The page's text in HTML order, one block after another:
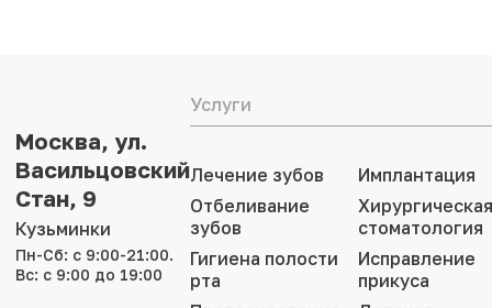
Москва, ул.
Васильцовский
Стан, 9
Кузьминки
Пн-Сб: с 9:00-21:00.
Вс: с 9:00 до 19:00
Услуги
Лечение зубов
Отбеливание
зубов
Гигиена полости
рта
Имплантация
Хирургическая
стоматология
Исправление
прикуса